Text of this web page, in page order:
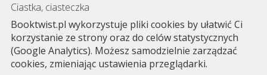
Ciastka, ciasteczka
Booktwist.pl wykorzystuje pliki cookies by ułatwić Ci
korzystanie ze strony oraz do celów statystycznych
(Google Analytics). Możesz samodzielnie zarządzać
cookies, zmieniając ustawienia przeglądarki.